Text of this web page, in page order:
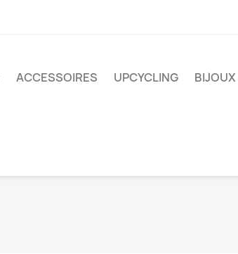
ACCESSOIRES UPCYCLING BIJOUX